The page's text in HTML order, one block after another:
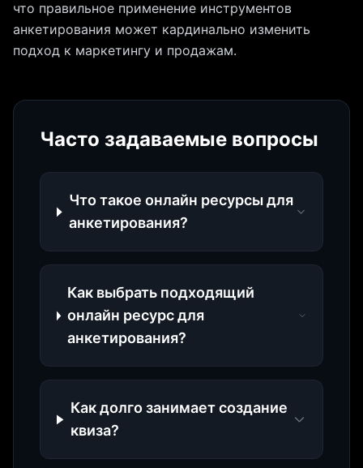
что правильное применение инструментов
анкетирования может кардинально изменить
подход к маркетингу и продажам.
Часто задаваемые вопросы
Что такое онлайн ресурсы для
анкетирования?
Как выбрать подходящий
онлайн ресурс для
анкетирования?
Как долго занимает создание
квиза?